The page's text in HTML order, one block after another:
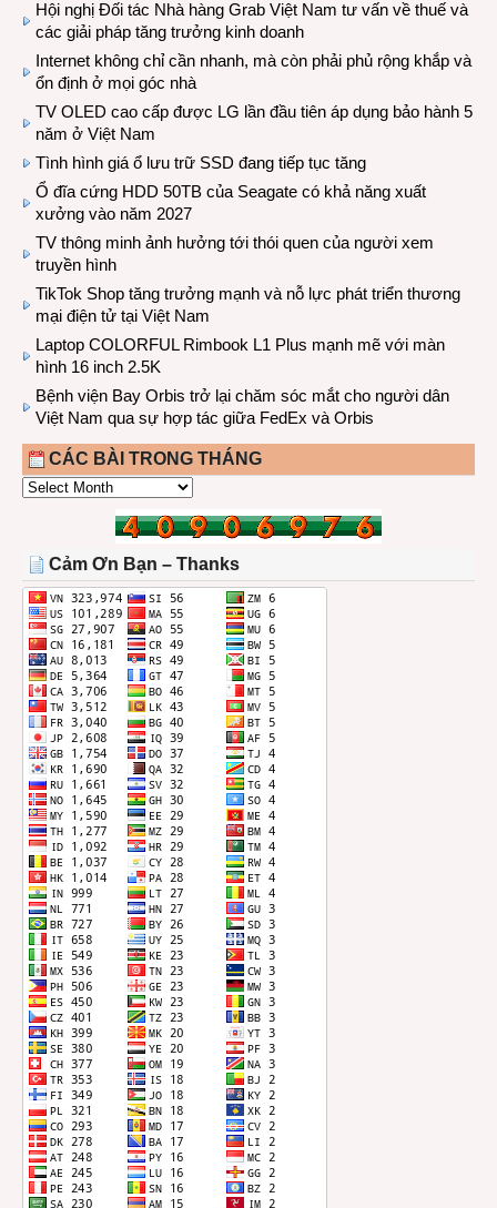
Hội nghị Đối tác Nhà hàng Grab Việt Nam tư vấn về thuế và
các giải pháp tăng trưởng kinh doanh
Internet không chỉ cần nhanh, mà còn phải phủ rộng khắp và
ổn định ở mọi góc nhà
TV OLED cao cấp được LG lần đầu tiên áp dụng bảo hành 5
năm ở Việt Nam
Tình hình giá ổ lưu trữ SSD đang tiếp tục tăng
Ổ đĩa cứng HDD 50TB của Seagate có khả năng xuất
xưởng vào năm 2027
TV thông minh ảnh hưởng tới thói quen của người xem
truyền hình
TikTok Shop tăng trưởng mạnh và nỗ lực phát triển thương
mại điện tử tại Việt Nam
Laptop COLORFUL Rimbook L1 Plus mạnh mẽ với màn
hình 16 inch 2.5K
Bệnh viện Bay Orbis trở lại chăm sóc mắt cho người dân
Việt Nam qua sự hợp tác giữa FedEx và Orbis
CÁC BÀI TRONG THÁNG
CÁC
THÁNG
Cảm Ơn Bạn – Thanks